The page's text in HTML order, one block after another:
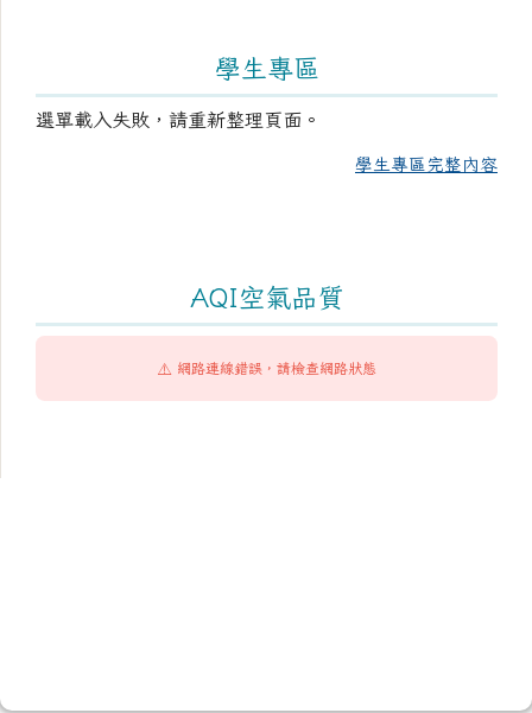
學生專區
選單載入失敗，請重新整理頁面。
學生專區完整內容
AQI空氣品質
⚠️ 網路連線錯誤，請檢查網路狀態